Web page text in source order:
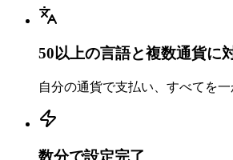
50以上の言語と複数通貨に
自分の通貨で支払い、すべてを一
数分で設定完了